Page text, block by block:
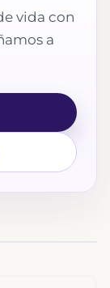
vida con
a